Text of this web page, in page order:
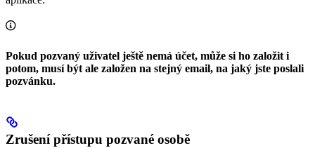
Pokud pozvaný uživatel ještě nemá účet, může si ho založit i
potom, musí být ale založen na stejný email, na jaký jste poslali
pozvánku.
Zrušení přístupu pozvané osobě